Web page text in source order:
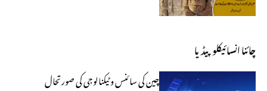
چائنا انسائیکلوپیڈیا
چین کی سائنس و ٹیکنالوجی کی صورتحال